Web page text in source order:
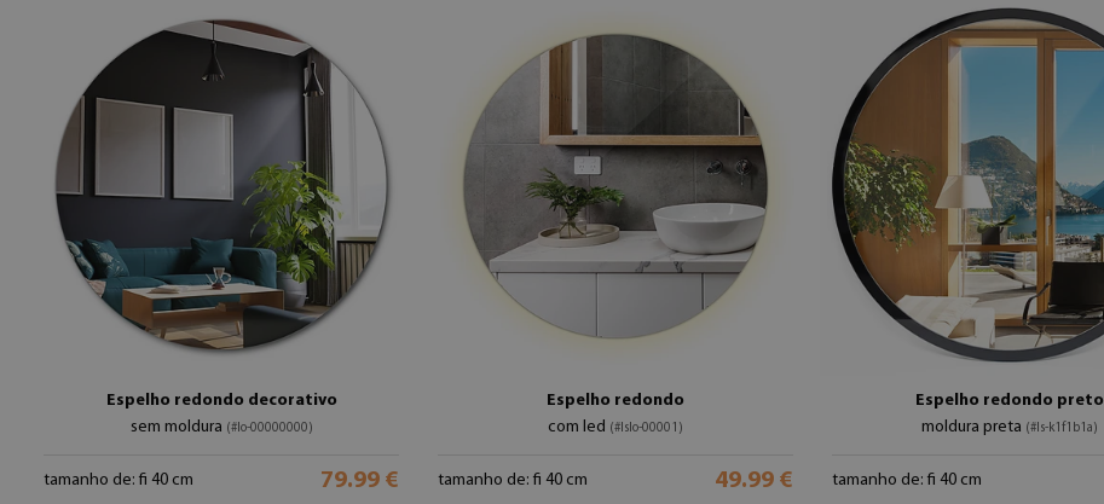
Espelho redondo decorativo
sem moldura (#lo-00000000)
tamanho de: fi 40 cm 79.99 €
Espelho redondo
com led (#lslo-00001)
tamanho de: fi 40 cm 49.99 €
Espelho redondo preto
moldura preta (#ls-k1f1b1a)
tamanho de: fi 40 cm